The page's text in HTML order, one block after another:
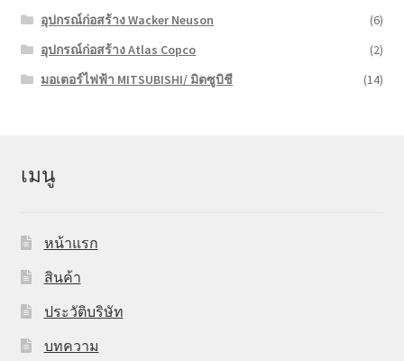
อุปกรณ์ก่อสร้าง Wacker Neuson
(6)
อุปกรณ์ก่อสร้าง Atlas Copco
(2)
มอเตอร์ไฟฟ้า MITSUBISHI/ มิตซูบิชี
(14)
เมนู
หน้าแรก
สินค้า
ประวัติบริษัท
บทความ